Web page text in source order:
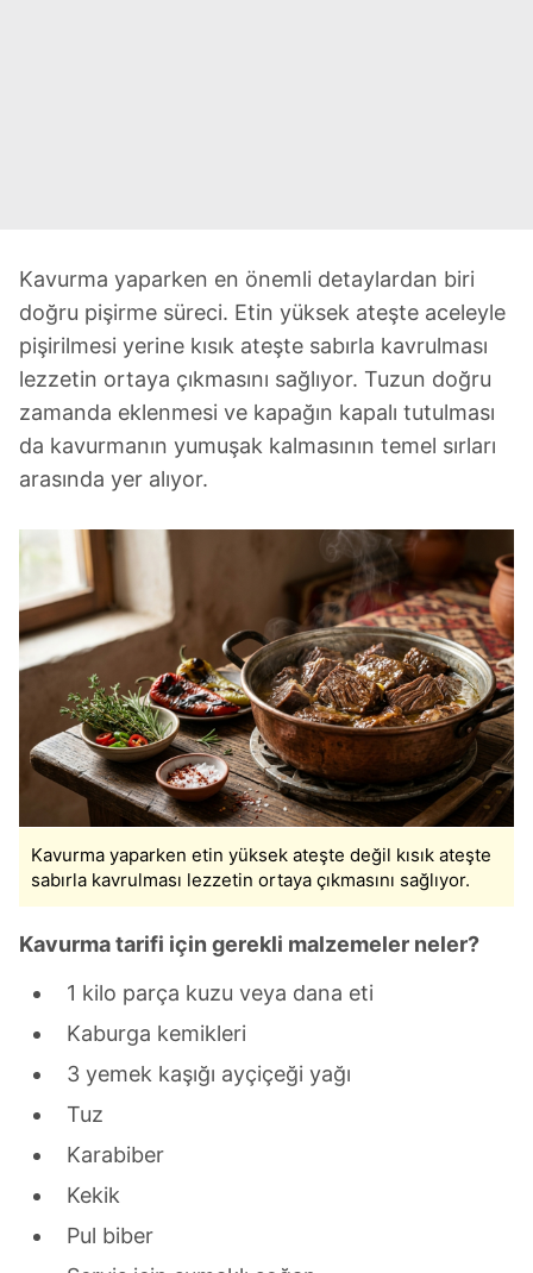
Kavurma yaparken en önemli detaylardan biri
doğru pişirme süreci. Etin yüksek ateşte aceleyle
pişirilmesi yerine kısık ateşte sabırla kavrulması
lezzetin ortaya çıkmasını sağlıyor. Tuzun doğru
zamanda eklenmesi ve kapağın kapalı tutulması
da kavurmanın yumuşak kalmasının temel sırları
arasında yer alıyor.
Kavurma yaparken etin yüksek ateşte değil kısık ateşte
sabırla kavrulması lezzetin ortaya çıkmasını sağlıyor.
Kavurma tarifi için gerekli malzemeler neler?
1 kilo parça kuzu veya dana eti
Kaburga kemikleri
3 yemek kaşığı ayçiçeği yağı
Tuz
Karabiber
Kekik
Pul biber